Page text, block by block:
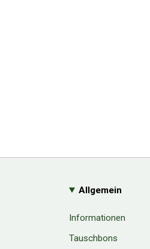
Allgemein
Informationen
Tauschbons